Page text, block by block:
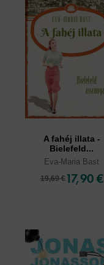
A fahéj illata -
Bielefeld...
Eva-Maria Bast
19,69 € 17,90 €